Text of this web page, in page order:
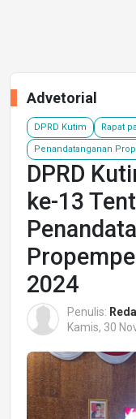
Advetorial
DPRD Kutim Rapat
Penandatanganan
DPRD
ke-13
2024
Penulis:
Kamis, 30